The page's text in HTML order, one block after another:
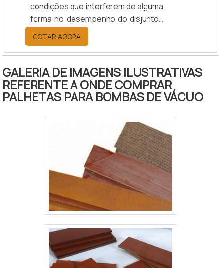
condições que interferem de alguma
forma no desempenho do disjuntor,
feita em tempo real. SAIBA MAIS
SOBRE A GARANTIA DE REDUÇÃO DE
RISCOSPara garantir um
funcionamento eficaz dos
disjuntores, é recomendado que a
manutenção preventiva seja
ela que auxilia na redução dos riscos,
além de estender a vida útil do
equipamento. Já a manutenção
reativa é motivada por um erro
existent.
COTAR AGORA
GALERIA DE IMAGENS ILUSTRATIVAS
REFERENTE A ONDE COMPRAR
PALHETAS PARA BOMBAS DE VÁCUO